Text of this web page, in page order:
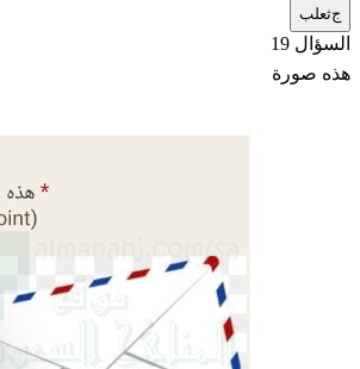
جثعلب
السؤال 19
هذه صورة